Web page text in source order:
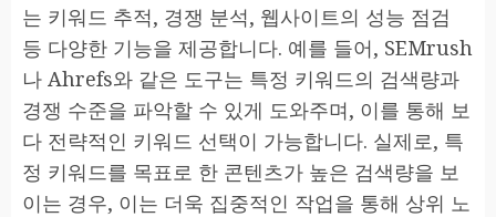
는 키워드 추적, 경쟁 분석, 웹사이트의 성능 점검
등 다양한 기능을 제공합니다. 예를 들어, SEMrush
나 Ahrefs와 같은 도구는 특정 키워드의 검색량과
경쟁 수준을 파악할 수 있게 도와주며, 이를 통해 보
다 전략적인 키워드 선택이 가능합니다. 실제로, 특
정 키워드를 목표로 한 콘텐츠가 높은 검색량을 보
이는 경우, 이는 더욱 집중적인 작업을 통해 상위 노